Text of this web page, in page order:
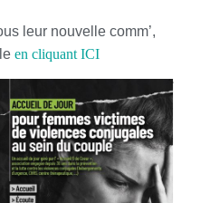
leur nouvelle comm’,
en cliquant ICI